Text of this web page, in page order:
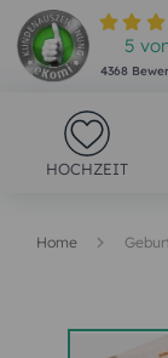
5
4368
HOCHZEIT
Home